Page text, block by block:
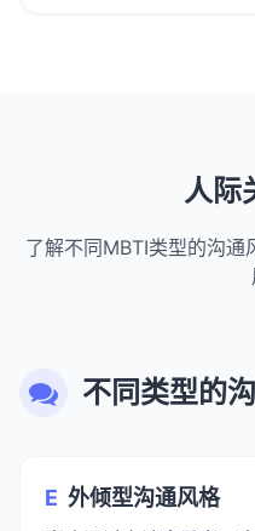
人际
了解不同MBTI类型的沟通
不同类型的
E 外倾型沟通风格